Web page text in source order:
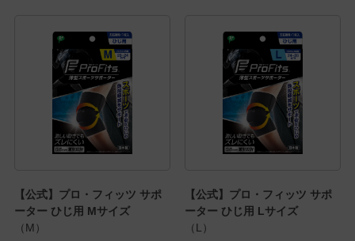
【公式】プロ・フィッツ サポ
ーター ひじ用 Mサイズ
（M）
【公式】プロ・フィッツ サポ
ーター ひじ用 Lサイズ
（L）